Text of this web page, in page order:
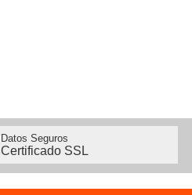
Datos Seguros
Certificado SSL